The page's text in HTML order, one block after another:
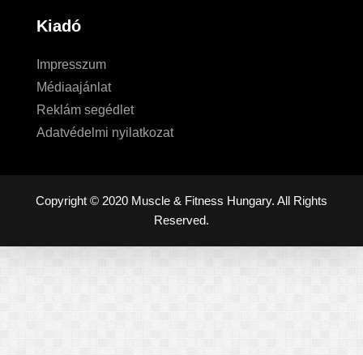
Kiadó
Impresszum
Médiaajánlat
Reklám segédlet
Adatvédelmi nyilatkozat
Copyright © 2020 Muscle & Fitness Hungary. All Rights
Reserved.